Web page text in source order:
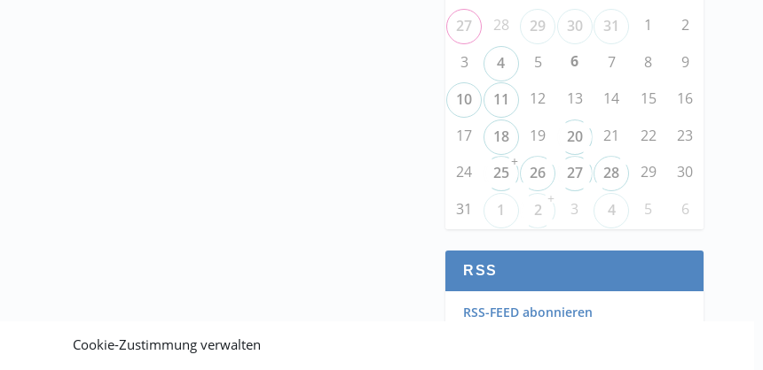
Cookie-Zustimmung verwalten
27 28 29 30 31 1
2
3
4 5 6 7 8
9
10
11 12 13 14 15
16
17
18 19 20 21 22
23
24
25
+
26 27 28 29
30
31
1 2
+
3 4 5 6
RSS
RSS-FEED abonnieren